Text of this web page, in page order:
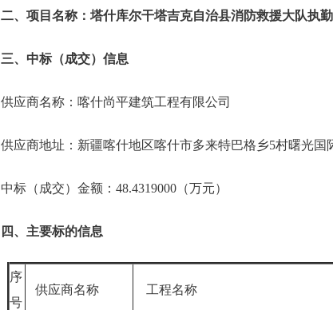
二、项目名称：塔什库尔干塔吉克自治县消防救援大队执
三、中标（成交）信息
供应商名称：喀什尚平建筑工程有限公司
供应商地址：新疆喀什地区喀什市多来特巴格乡5村曙光国
中标（成交）金额：48.4319000（万元）
四、主要标的信息
序
号
供应商名称 工程名称